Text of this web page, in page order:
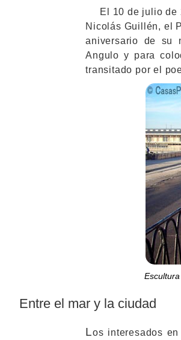
El 10 de julio de
Nicolás Guillén, el
aniversario de su
Angulo y para
transitado por el
Entre el mar y la ciudad
Los interesados